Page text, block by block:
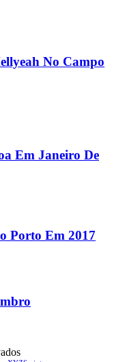
No Campo
Em Janeiro De
Porto Em 2017